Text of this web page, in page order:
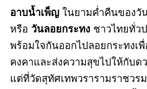
อาบน้ำเพ็ญ ในยามค่ำคืนของวั
หรือ วันลอยกระทง ชาวไทยทั่ว
พร้อมใจกันออกไปลอยกระทงเ
คงคาและส่งความสุขไปให้กับด
แต่ที่วัดสุทัศเทพวรารามราชวร